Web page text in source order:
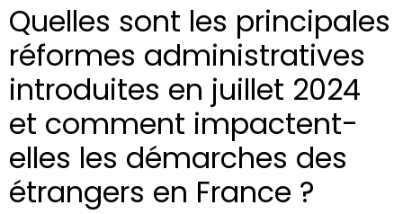
Quelles sont les principales
réformes administratives
introduites en juillet 2024
et comment impactent-
elles les démarches des
étrangers en France ?